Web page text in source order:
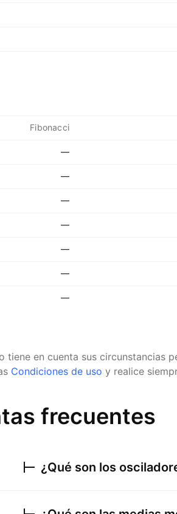
Fibonacci
—
—
—
—
—
—
—
en cuenta sus circunstancias
Condiciones de uso y realice
frecuentes
¿Qué son los